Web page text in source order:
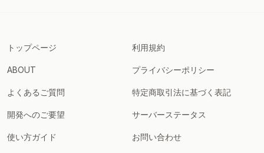
トップページ
ABOUT
よくあるご質問
開発へのご要望
使い方ガイド
利用規約
プライバシーポリシー
特定商取引法に基づく表記
サーバーステータス
お問い合わせ